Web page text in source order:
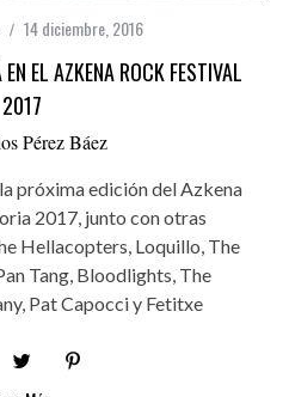
14 diciembre, 2016
EL AZKENA ROCK FESTIVAL
2017
Pérez Báez
próxima edición del Azkena
2017, junto con otras
Hellacopters, Loquillo, The
Tang, Bloodlights, The
Pat Capocci y Fetitxe